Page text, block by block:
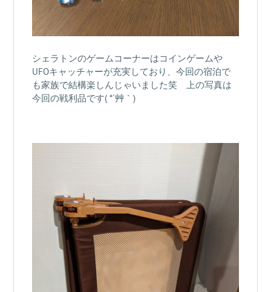
シェラトンのゲームコーナーはコインゲームや
UFOキャッチャーが充実しており、今回の宿泊で
も家族で結構楽しんじゃいました笑 上の写真は
今回の戦利品です( *´艸｀)